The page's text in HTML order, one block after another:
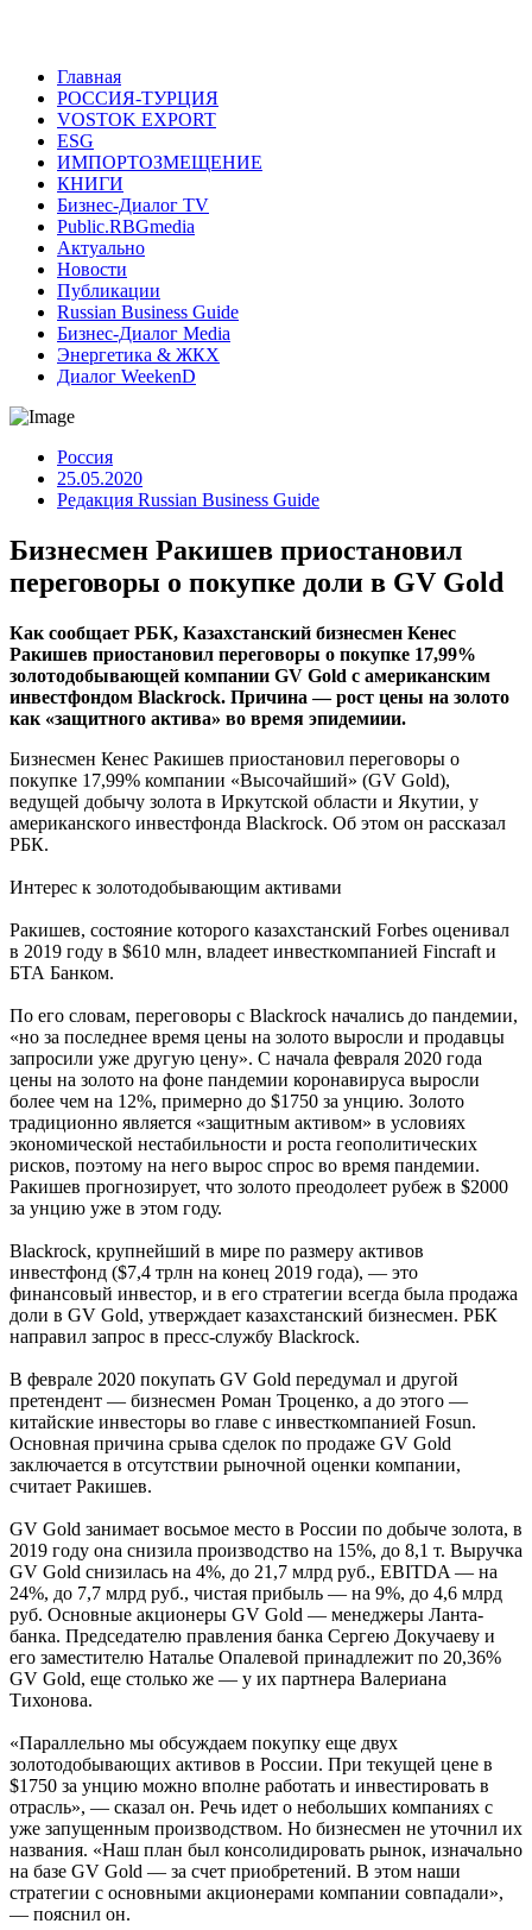
Главная
РОССИЯ-ТУРЦИЯ
VOSTOK EXPORT
ESG
ИМПОРТОЗМЕЩЕНИЕ
КНИГИ
Бизнес-Диалог TV
Public.RBGmedia
Актуально
Новости
Публикации
Russian Business Guide
Бизнес-Диалог Media
Энергетика & ЖКХ
Диалог WeekenD
Россия
25.05.2020
Редакция Russian Business Guide
Бизнесмен Ракишев приостановил
переговоры о покупке доли в GV Gold
Как сообщает РБК, Казахстанский бизнесмен Кенес
Ракишев приостановил переговоры о покупке 17,99%
золотодобывающей компании GV Gold с американским
инвестфондом Blackrock. Причина — рост цены на золото
как «защитного актива» во время эпидемиии.
Бизнесмен Кенес Ракишев приостановил переговоры о
покупке 17,99% компании «Высочайший» (GV Gold),
ведущей добычу золота в Иркутской области и Якутии, у
американского инвестфонда Blackrock. Об этом он рассказал
РБК.
Интерес к золотодобывающим активами
Ракишев, состояние которого казахстанский Forbes оценивал
в 2019 году в $610 млн, владеет инвесткомпанией Fincraft и
БТА Банком.
По его словам, переговоры с Blackrock начались до пандемии,
«но за последнее время цены на золото выросли и продавцы
запросили уже другую цену». С начала февраля 2020 года
цены на золото на фоне пандемии коронавируса выросли
более чем на 12%, примерно до $1750 за унцию. Золото
традиционно является «защитным активом» в условиях
экономической нестабильности и роста геополитических
рисков, поэтому на него вырос спрос во время пандемии.
Ракишев прогнозирует, что золото преодолеет рубеж в $2000
за унцию уже в этом году.
Blackrock, крупнейший в мире по размеру активов
инвестфонд ($7,4 трлн на конец 2019 года), — это
финансовый инвестор, и в его стратегии всегда была продажа
доли в GV Gold, утверждает казахстанский бизнесмен. РБК
направил запрос в пресс-службу Blackrock.
В феврале 2020 покупать GV Gold передумал и другой
претендент — бизнесмен Роман Троценко, а до этого —
китайские инвесторы во главе с инвесткомпанией Fosun.
Основная причина срыва сделок по продаже GV Gold
заключается в отсутствии рыночной оценки компании,
считает Ракишев.
GV Gold занимает восьмое место в России по добыче золота, в
2019 году она снизила производство на 15%, до 8,1 т. Выручка
GV Gold снизилась на 4%, до 21,7 млрд руб., EBITDA — на
24%, до 7,7 млрд руб., чистая прибыль — на 9%, до 4,6 млрд
руб. Основные акционеры GV Gold — менеджеры Ланта-
банка. Председателю правления банка Сергею Докучаеву и
его заместителю Наталье Опалевой принадлежит по 20,36%
GV Gold, еще столько же — у их партнера Валериана
Тихонова.
«Параллельно мы обсуждаем покупку еще двух
золотодобывающих активов в России. При текущей цене в
$1750 за унцию можно вполне работать и инвестировать в
отрасль», — сказал он. Речь идет о небольших компаниях с
уже запущенным производством. Но бизнесмен не уточнил их
названия. «Наш план был консолидировать рынок, изначально
на базе GV Gold — за счет приобретений. В этом наши
стратегии с основными акционерами компании совпадали»,
— пояснил он.